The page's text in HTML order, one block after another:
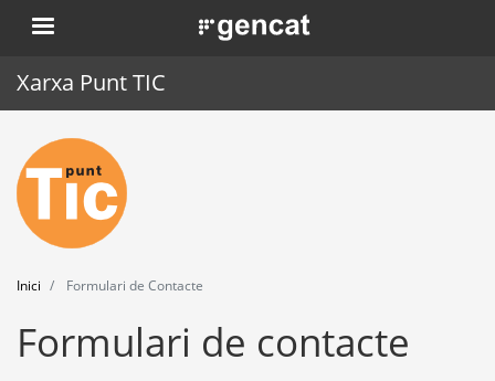
Vés
al
. Obre en una nova finestra.
Xarxa Punt TIC
Inici
Punt TIC
Actualitat
Agenda
Formació
Inici Formulari de Contacte
Formulari de contacte